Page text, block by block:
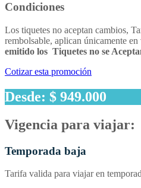
Condiciones
Los tiquetes no aceptan cambios,
rembolsable, aplican únicamente
emitido los Tiquetes no se
Cotizar esta promoción
Desde: $ 949.000
Vigencia para viajar:
Temporada baja
Tarifa valida para viajar en